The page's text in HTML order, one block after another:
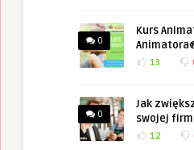
0
Kurs
13
0
Jak
swojej
12